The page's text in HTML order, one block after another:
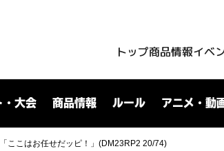
トップ商品情報イベ
・大会 商品情報 ルール アニメ・動
ここはお任せだッピ！」(DM23RP2 20/74)